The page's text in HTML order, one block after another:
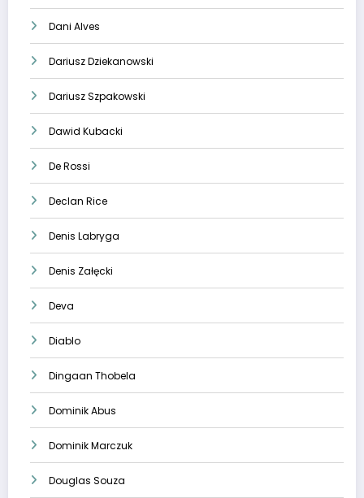
Dani Alves
Dariusz Dziekanowski
Dariusz Szpakowski
Dawid Kubacki
De Rossi
Declan Rice
Denis Labryga
Denis Załęcki
Deva
Diablo
Dingaan Thobela
Dominik Abus
Dominik Marczuk
Douglas Souza